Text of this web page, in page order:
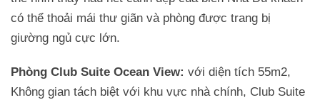
có thể thoải mái thư giãn và phòng được trang bị
giường ngủ cực lớn.
Phòng Club Suite Ocean View: với diện tích 55m2,
Không gian tách biệt với khu vực nhà chính, Club Suite